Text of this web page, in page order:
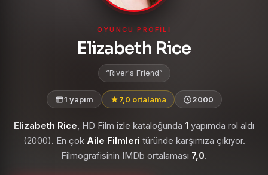
OYUNCU PROFILI
Elizabeth Rice
River's Friend
1 yapım 7,0 ortalama 2000
Elizabeth Rice, HD Film izle kataloğunda 1 yapımda rol aldı
(2000). En çok Aile Filmleri türünde karşımıza çıkıyor.
Filmografisinin IMDb ortalaması 7,0.